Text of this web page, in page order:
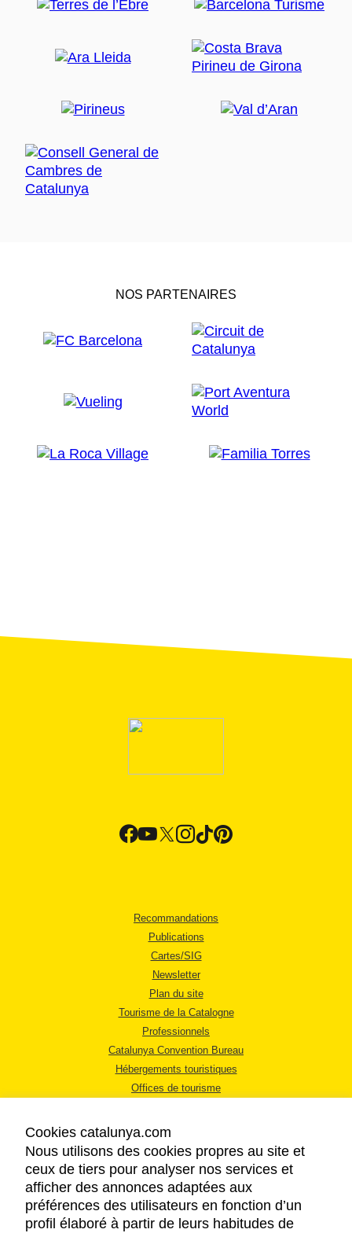
NOS PARTENAIRES
Recommandations
Publications
Cartes/SIG
Newsletter
Plan du site
Tourisme de la Catalogne
Professionnels
Catalunya Convention Bureau
Hébergements touristiques
Offices de tourisme
MENTIONS LÉGALES
RÈGLES DE CONFIDENTIALITÉ
Cookies catalunya.com
Nous utilisons des cookies propres au site et
ceux de tiers pour analyser nos services et
afficher des annonces adaptées aux
préférences des utilisateurs en fonction d’un
profil élaboré à partir de leurs habitudes de